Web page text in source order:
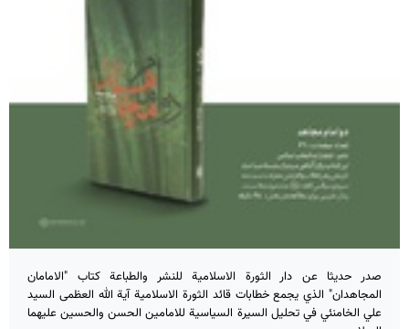
صدر حديثا عن دار الثورة الاسلامية للنشر والطباعة كتاب "الامامان
المجاهدان" الذي يجمع خطابات قائد الثورة الاسلامية آية الله العظمى السيد
علي الخامنئي في تحليل السيرة السياسية للامامين الحسن والحسين عليهما